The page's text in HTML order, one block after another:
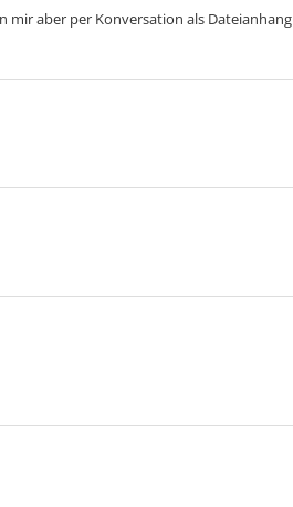
Basar
mir aber per Konversation als Dateianhang